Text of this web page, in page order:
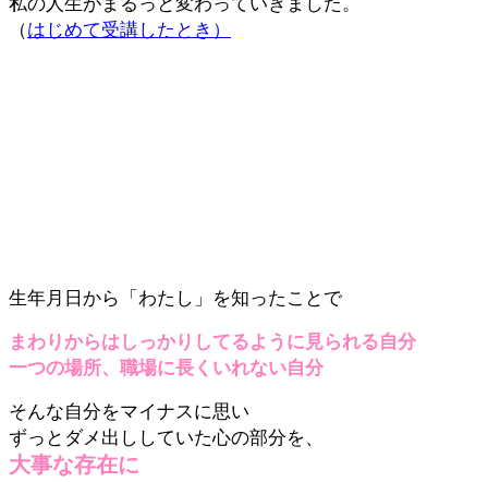
（はじめて受講したとき）
生年月日から「わたし」を知ったことで
まわりからはしっかりしてるように見られる自分
一つの場所、職場に長くいれない自分
そんな自分をマイナスに思い
ずっとダメ出ししていた心の部分を、
大事な存在に